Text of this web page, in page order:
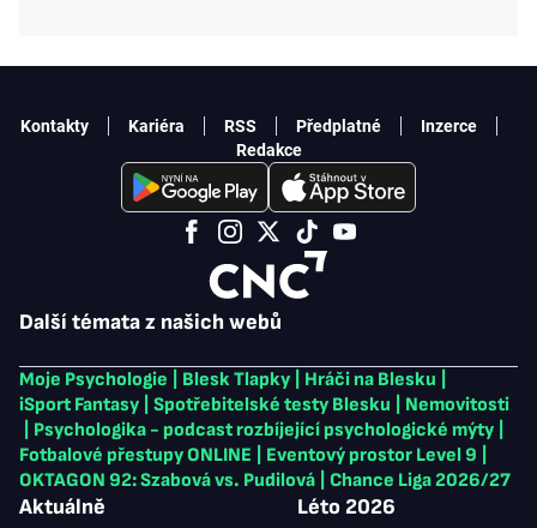
Další témata z našich webů
Moje Psychologie Blesk Tlapky Hráči na Blesku
iSport Fantasy
Spotřebitelské testy Blesku
Nemovitosti
Psychologika - podcast rozbíjející psychologické mýty
Fotbalové přestupy ONLINE
Eventový prostor Level 9
OKTAGON 92: Szabová vs. Pudilová
Chance Liga 2026/27
Aktuálně Léto 2026
Kontakty Kariéra RSS Předplatné
Inzerce
Redakce